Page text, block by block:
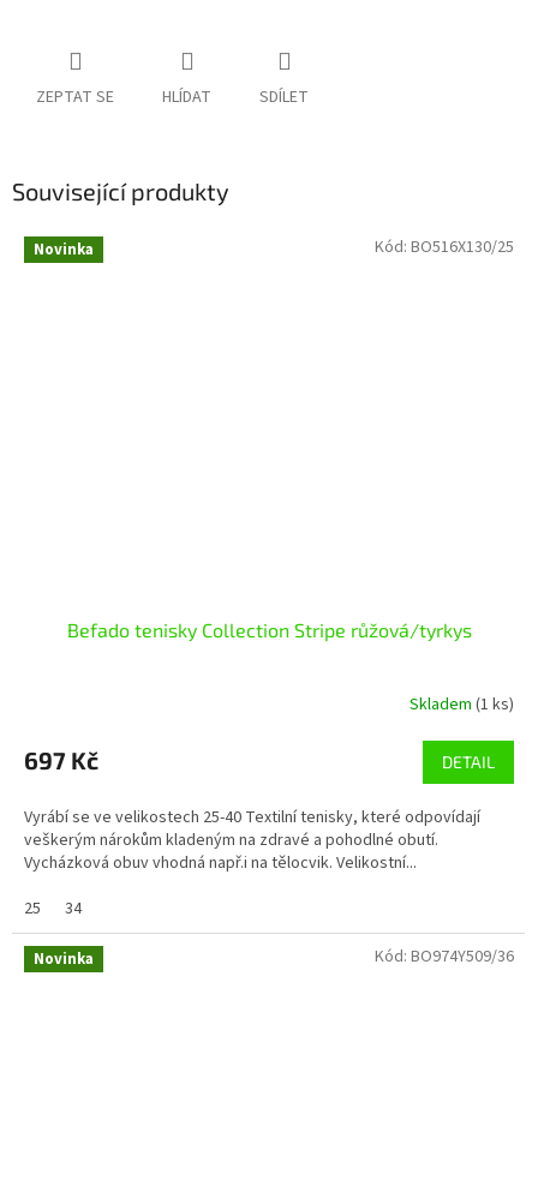
ZEPTAT SE HLÍDAT SDÍLET
Související produkty
Novinka
Befado tenisky Collection Stripe růžová/tyrkys
Skladem (1 ks)
697 Kč DETAIL
Vyrábí se ve velikostech 25-40 Textilní tenisky, které odpovídají
veškerým nárokům kladeným na zdravé a pohodlné obutí.
Vycházková obuv vhodná např.i na tělocvik. Velikostní...
25
34
Kód: BO516X130/25
Novinka Kód: BO974Y509/36